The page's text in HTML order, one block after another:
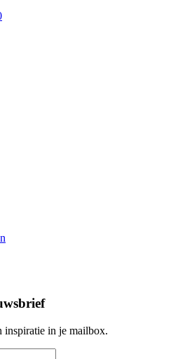
inspiratie in je mailbox.